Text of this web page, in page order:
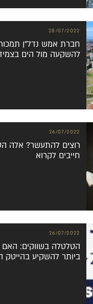
חברת אמש נדל”ן
להשקעה מול הים
28/07/2022
רוצים להתעשר? אלה
חייבים לקרוא
26/07/2022
הטלטלה בשווקים: האם
ביותר להשקיע בהייטק
26/07/2022